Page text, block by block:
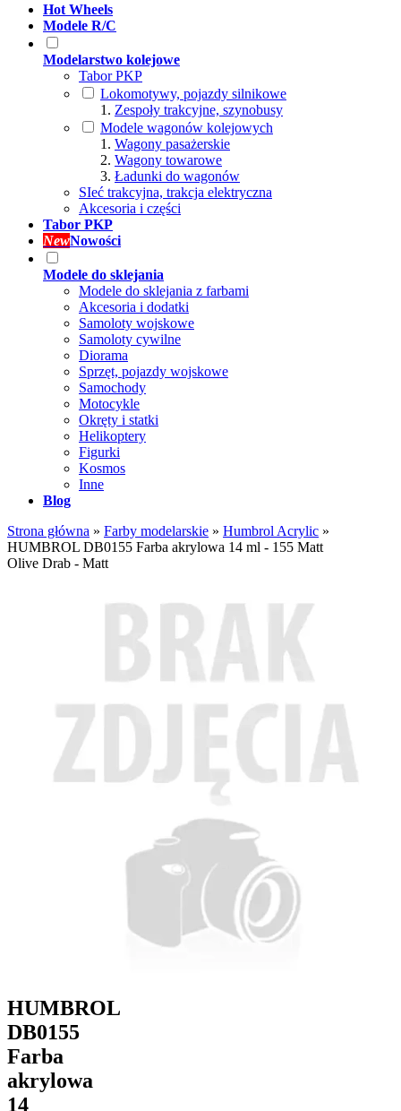
Hot Wheels
Modele R/C
Modelarstwo kolejowe
Tabor PKP
Lokomotywy, pojazdy silnikowe
Zespoły trakcyjne, szynobusy
Modele wagonów kolejowych
Wagony pasażerskie
Wagony towarowe
Ładunki do wagonów
SIeć trakcyjna, trakcja elektryczna
Akcesoria i części
Tabor PKP
NewNowości
Modele do sklejania
Modele do sklejania z farbami
Akcesoria i dodatki
Samoloty wojskowe
Samoloty cywilne
Diorama
Sprzęt, pojazdy wojskowe
Samochody
Motocykle
Okręty i statki
Helikoptery
Figurki
Kosmos
Inne
Blog
Strona główna » Farby modelarskie » Humbrol Acrylic »
HUMBROL DB0155 Farba akrylowa 14 ml - 155 Matt
Olive Drab - Matt
HUMBROL
DB0155
Farba
akrylowa
14